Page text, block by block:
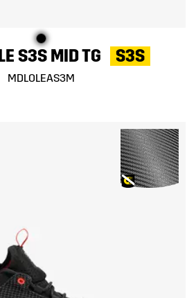
S3S MID TG S3S
MDLOLEAS3M